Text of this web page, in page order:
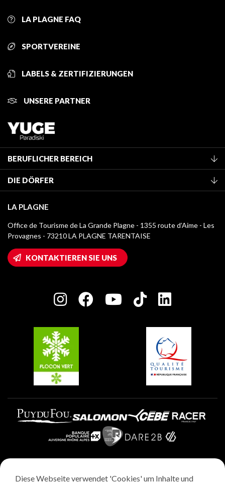
LA PLAGNE FAQ
SPORTVEREINE
LABELS & ZERTIFIZIERUNGEN
UNSERE PARTNER
BERUFLICHER BEREICH
Mitglied des Fremdenverkehrsamtes werden
Klassifizierung von Möbeln
Kurtaxe
Mediathek
Logos La Plagne
Wifi-Zugang
Haus der Eigentümer
Charta der Engagierten Akteure
DIE DÖRFER
Montchavin - Les Coches
Champagny-en-Vanoise
Plagne 1800
Plagne Villages
Plagne Aime 2000
LA PLAGNE
Office de Tourisme de La Grande Plagne - 1355 route d’Aime - Les
Provagnes - 73210 LA PLAGNE TARENTAISE
KONTAKTIEREN SIE UNS
Diese Webseite verwendet 'Cookies' um Inhalte und